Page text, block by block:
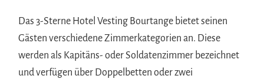
Das 3-Sterne Hotel Vesting Bourtange bietet seinen
Gästen verschiedene Zimmerkategorien an. Diese
werden als Kapitäns- oder Soldatenzimmer bezeichnet
und verfügen über Doppelbetten oder zwei